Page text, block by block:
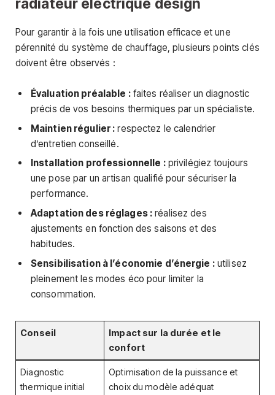
Pour garantir à la fois une utilisation efficace et une
pérennité du système de chauffage, plusieurs points clés
doivent être observés :
Évaluation préalable :faites réaliser un diagnostic
précis de vos besoins thermiques par un spécialiste.
Maintien régulier : respectez le calendrier
d’entretien conseillé.
Installation professionnelle :privilégiez toujours
une pose par un artisan qualifié pour sécuriser la
performance.
Adaptation des réglages : réalisez des
ajustements en fonction des saisons et des
habitudes.
Sensibilisation à l’économie d’énergie :utilisez
pleinement les modes éco pour limiter la
consommation.
Conseil
Impact sur la durée et le
confort
Diagnostic
thermique initial
Optimisation de la puissance et
choix du modèle adéquat